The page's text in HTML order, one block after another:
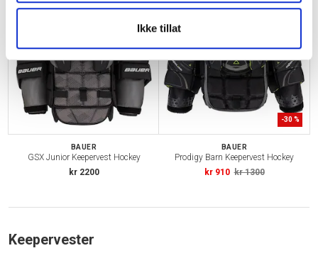
Ikke tillat
BAUER
GSX Junior Keepervest Hockey
kr 2200
-30 %
BAUER
Prodigy Barn Keepervest Hockey
kr 910 kr 1300
Keepervester